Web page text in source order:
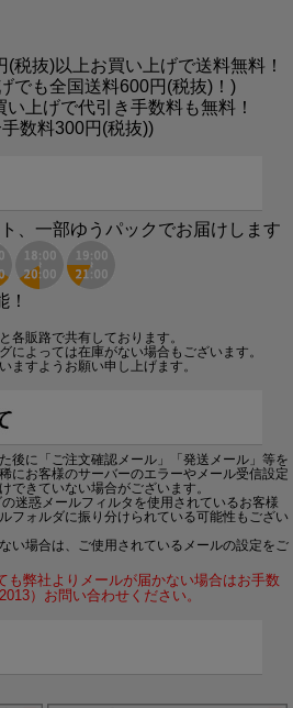
税抜)以上お買い上げで送料無料！
でも全国送料600円(税抜)！)
上げで代引き手数料も無料！
数料300円(税抜))
、一部ゆうパックでお届けします
！
各販路で共有しております。
によっては在庫がない場合もございます。
ますようお願い申し上げます。
後に「ご注文確認メール」「発送メール」等を
にお客様のサーバーのエラーやメール受信設定
できていない場合がございます。
迷惑メールフィルタを使用されているお客様
フォルダに振り分けられている可能性もござい
い場合は、ご使用されているメールの設定をご
弊社よりメールが届かない場合はお手数
）お問い合わせください。